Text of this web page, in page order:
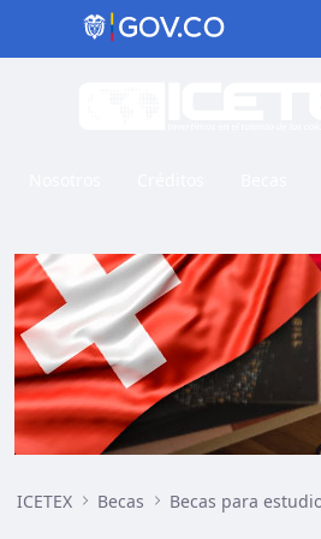
Investigación, doctorado o
ICETEX Becas Becas para